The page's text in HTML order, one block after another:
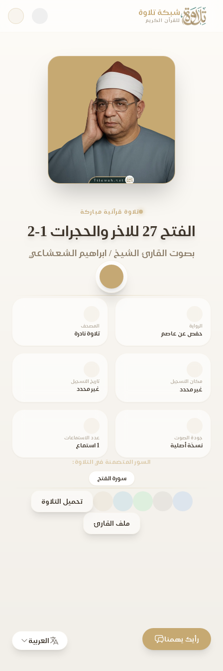
شبكة تلاوة
للقرآن الكريم
تلاوة قرآنية مباركة
الفتح 27 للاخر والحجرات 1-2
بصوت القارئ الشيخ / ابراهيم الشعشاعي
الرواية
حفص عن عاصم
المصحف
تلاوة نادرة
مكان التسجيل
غير محدد
تاريخ التسجيل
غير محدد
جودة الصوت
نسخة أصلية
عدد الاستماعات
1 استماع
السور المتضمنة في التلاوة:
سورة الفتح
تحميل التلاوة
ملف القارئ
العربية رأيك يهمنا